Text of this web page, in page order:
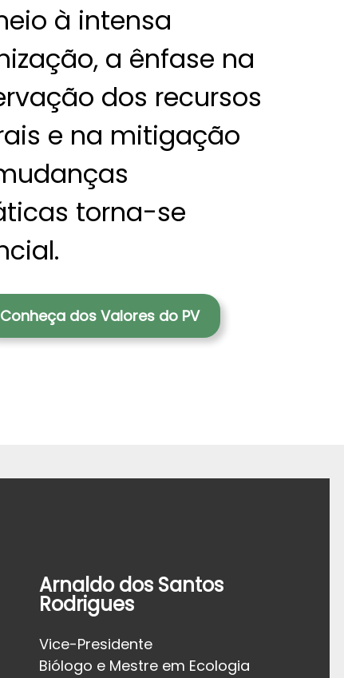
à intensa
a ênfase na
dos recursos
e na mitigação
torna-se
Conheça dos Valores do PV
Arnaldo dos Santos
Rodrigues
Vice-Presidente
Biólogo e Mestre em Ecologia